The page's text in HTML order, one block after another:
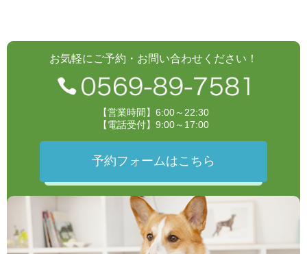
お気軽にご予約・お問い合わせください！
【営業時間】6:00～22:30
【電話受付】9:00～17:00
予約フォームはこちら